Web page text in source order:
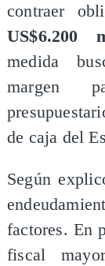
contraer
US$6.200
medida
margen
de caja del
Según
factores. En
fiscal